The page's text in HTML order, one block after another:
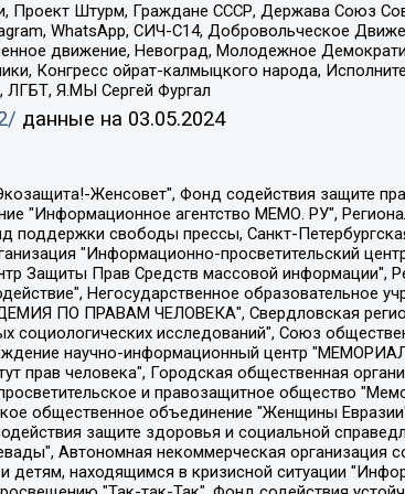
Штурм, Граждане СССР, Держава Союз
WhatsApp, СИЧ-С14, Добровольческое
движение, Невоград, Молодежное
Конгресс ойрат-калмыцкого народа,
ЛГБТ, Я.МЫ Сергей Фургал
данные на 03.05.2024
Гликин Максим Александрович, Железнова Мария Михайловна, Лукьянова Юлия Сергеевна, Маетная Елизавета Витальевна, Маняхин Петр Борисович, Чуракова Ольга Владимировна, Ярош Юлия Петровна, Юридическое лицо "The Insider SIA", зарегистрированное в Риге, Латвийская Республика (дата регистрации 26.06.2015), являющееся администратором доменного имени интернет-издания "The Insider SIA", https://theins.ru, Постернак Алексей Евгеньевич, Рубин Михаил Аркадьевич, Анин Роман Александрович, Юридическое лицо Istories fonds, зарегистрированное в Латвийской Республике (регистрационный номер 50008295751, дата регистрации 24.02.2020), Великовский Дмитрий Александрович, Долинина Ирина Николаевна, Мароховская Алеся Алексеевна, Шлейнов Роман Юрьевич, Шмагун Олеся Валентиновна, Общество с ограниченной ответственностью "Альтаир 2021", Общество с ограниченной ответственностью "Вега 2021", Общество с ограниченной ответственностью "Главный редактор 2021", Общество с ограниченной ответственностью "Ромашки монолит", Важенков Артем Валерьевич, Ивановская областная общественная организация "Центр гендерных исследований", Гурман Юрий Альбертович, Медиапроект "ОВД-Инфо", Егоров Владимир Владимирович, Жилинский Владимир Александрович, Общество с ограниченной ответственностью "ЗП", Иванова София Юрьевна, Карезина Инна Павловна, Кильтау Екатерина Викторовна, Петров Алексей Викторович, Пискунов Сергей Евгеньевич, Смирнов Сергей Сергеевич, Тихонов Михаил Сергеевич, Общество с ограниченной ответственностью "ЖУРНАЛИСТ-ИНОСТРАННЫЙ АГЕНТ", Арапова Галина Юрьевна, Вольтская Татьяна Анатольевна, Американская компания "Mason G.E.S. Anonymous Foundation" (США), являющаяся владельцем интернет-издания https://mnews.world/, Компания "Stichting Bellingcat", зарегистрированная в Нидерландах (дата регистрации 11.07.2018), Захаров Андрей Вячеславович, Клепиковская Екатерина Дмитриевна, Общество с ограниченной ответственностью "МЕМО", Перл Роман Александрович, Симонов Евгений Алексеевич, Соловьева Елена Анатольевна, Сотников Даниил Владимирович, Сурначева Елизавета Дмитриевна, Автономная некоммерческая организация по защите прав человека и информированию населения "Якутия – Наше Мнение", Общество с ограниченной ответственностью "Москоу диджитал медиа", с 26.01.2023 Общество с ограниченной ответственностью "Чайка Белые сады", Ветошкина Валерия Валерьевна, Заговора Максим Александрович, Межрегиональное общественное движение "Российская ЛГБТ - сеть", Оленичев Максим Владимирович, Павлов Иван Юрьевич, Скворцова Елена Сергеевна, Общество с ограниченной ответственностью "Как бы инагент", Кочетков Игорь Викторович, Общество с ограниченной ответственностью "Честные выборы", Еланчик Олег Александрович, Общество с ограниченной ответственностью "Нобелевский призыв", Гималова Регина Эмилевна, Григорьев Андрей Валерьевич, Григорьева Алина Александровна, Ассоциация по содействию защите прав призывников, альтернативнослужащих и военнослужащих "Правозащитная группа